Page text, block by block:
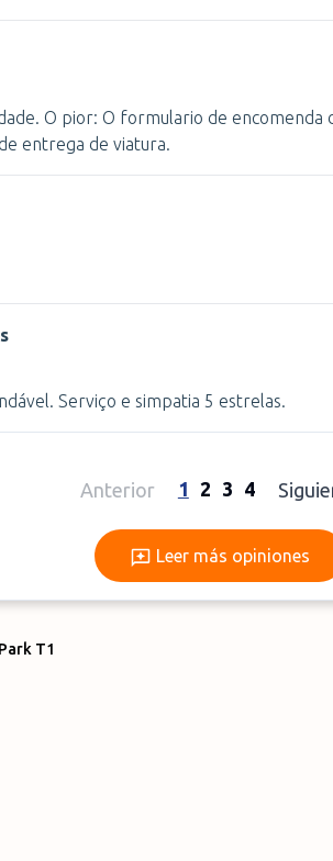
O pior: O formulario de encomenda
entrega de viatura.
Serviço e simpatia 5 estrelas.
Anterior 1 2 3 4
Leer más
Leer más opiniones
T1